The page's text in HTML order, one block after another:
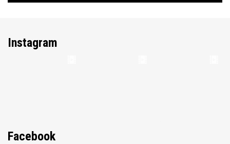
Instagram
Facebook